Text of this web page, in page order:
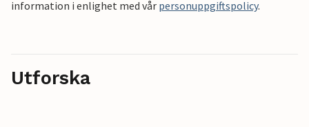
information i enlighet med vår personuppgiftspolicy.
Utforska